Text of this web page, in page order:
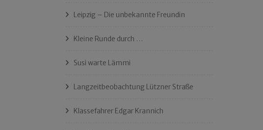
Leipzig – Die unbekannte Freundin
Kleine Runde durch …
Susi warte Lämmi
Langzeitbeobachtung Lützner Straße
Klassefahrer Edgar Krannich